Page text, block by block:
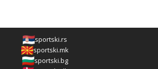
sportski.rs
sportski.mk
sportski.bg